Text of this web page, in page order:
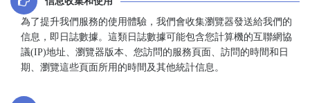
為了提升我們服務的使用體驗，我們會收集瀏覽器發送給我們的
信息，即日誌數據。這類日誌數據可能包含您計算機的互聯網協
議(IP)地址、瀏覽器版本、您訪問的服務頁面、訪問的時間和日
期、瀏覽這些頁面所用的時間及其他統計信息。